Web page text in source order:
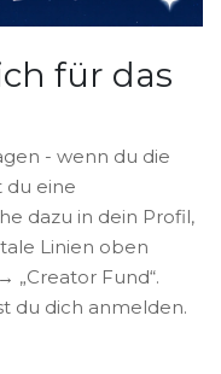
für das
- wenn du die
du eine
dazu in dein Profil,
Linien oben
„Creator Fund“.
du dich anmelden.